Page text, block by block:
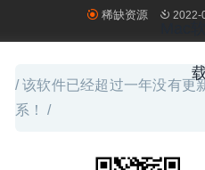
稀缺资源 2022-
/ 该软件已经超过一年没有更
系！ /
2020-06-22